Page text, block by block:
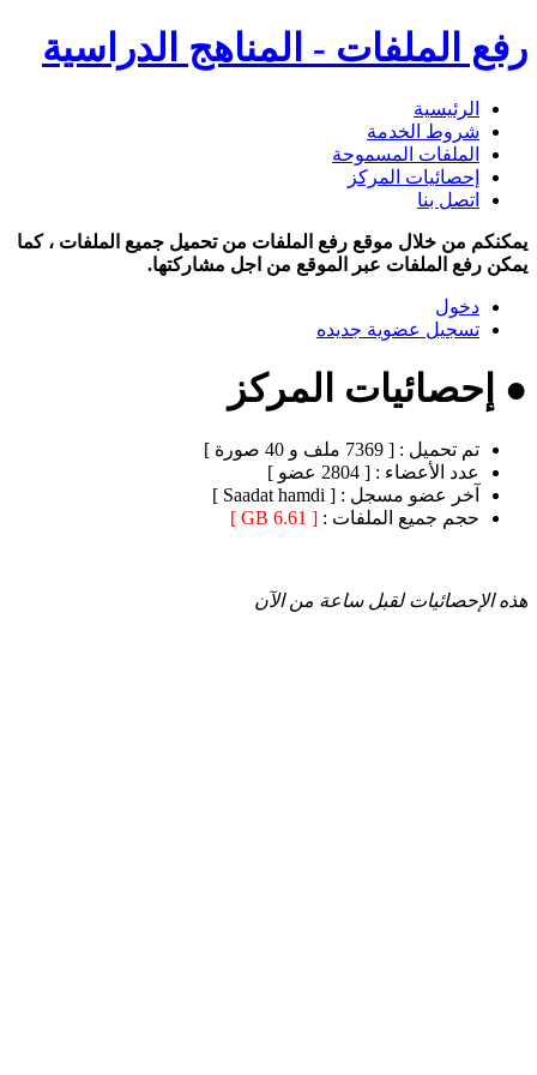
رفع الملفات - المناهج الدراسية
الرئيسية
شروط الخدمة
الملفات المسموحة
إحصائيات المركز
اتصل بنا
يمكنكم من خلال موقع رفع الملفات من تحميل جميع الملفات ، كما
يمكن رفع الملفات عبر الموقع من اجل مشاركتها.
دخول
تسجيل عضوية جديده
● إحصائيات المركز
تم تحميل : [ 7369 ملف و 40 صورة ]
عدد الأعضاء : [ 2804 عضو ]
آخر عضو مسجل : [ Saadat hamdi ]
حجم جميع الملفات : [ 6.61 GB ]
هذه الإحصائيات لقبل ساعة من الآن